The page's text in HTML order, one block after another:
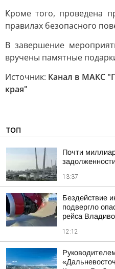
Кроме того, проведена
правилах безопасного
В завершение
вручены памятные
Источник: Канал в МАКС
края"
ТОП
Почти
13:37
Бездействие
подвергло
рейса
12:12